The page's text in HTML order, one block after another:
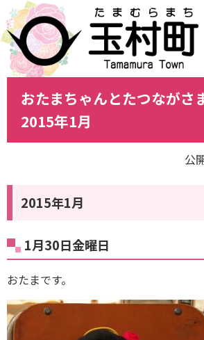
おたまちゃんとたつながさ
2015年1月
公
2015年1月
1月30日金曜日
おたまです。